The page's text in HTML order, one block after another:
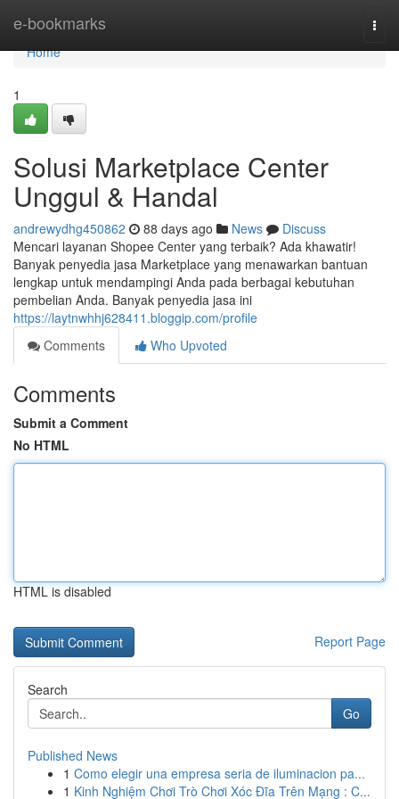
e-bookmarks
Home
Home
1
Solusi Marketplace Center
Unggul & Handal
andrewydhg450862 88 days ago News
Discuss
Mencari layanan Shopee Center yang terbaik? Ada khawatir!
Banyak penyedia jasa Marketplace yang menawarkan bantuan
lengkap untuk mendampingi Anda pada berbagai kebutuhan
pembelian Anda. Banyak penyedia jasa ini
https://laytnwhhj628411.bloggip.com/profile
Comments
Who Upvoted
Comments
Submit a Comment
No HTML
HTML is disabled
Report Page
Search
Go
Published News
1 Como elegir una empresa seria de iluminacion pa...
1 Kinh Nghiệm Chơi Trò Chơi Xóc Đĩa Trên Mạng : C...